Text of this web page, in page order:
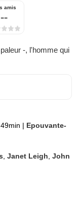
amis
--
-, l'homme qui
| Epouvante-
,Janet Leigh,John